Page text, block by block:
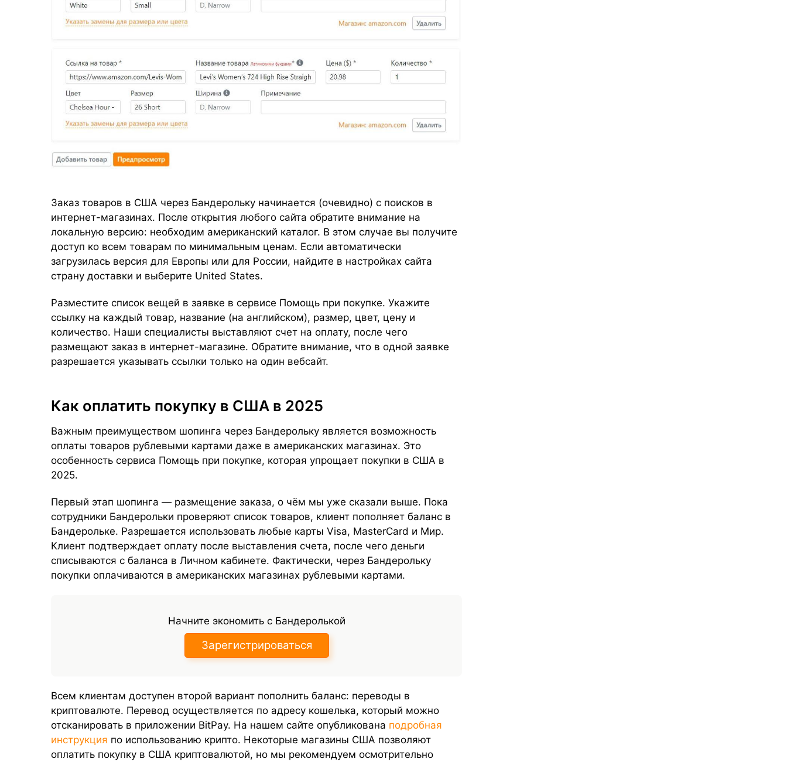
Заказ товаров в США через Бандерольку начинается (очевидно) с поисков в
интернет-магазинах. После открытия любого сайта обратите внимание на
локальную версию: необходим американский каталог. В этом случае вы получите
доступ ко всем товарам по минимальным ценам. Если автоматически
загрузилась версия для Европы или для России, найдите в настройках сайта
страну доставки и выберите United States.
Разместите список вещей в заявке в сервисе Помощь при покупке. Укажите
ссылку на каждый товар, название (на английском), размер, цвет, цену и
количество. Наши специалисты выставляют счет на оплату, после чего
размещают заказ в интернет-магазине. Обратите внимание, что в одной заявке
разрешается указывать ссылки только на один вебсайт.
Как оплатить покупку в США в 2025
Важным преимуществом шопинга через Бандерольку является возможность
оплаты товаров рублевыми картами даже в американских магазинах. Это
особенность сервиса Помощь при покупке, которая упрощает покупки в США в
2025.
Первый этап шопинга — размещение заказа, о чём мы уже сказали выше. Пока
сотрудники Бандерольки проверяют список товаров, клиент пополняет баланс в
Бандерольке. Разрешается использовать любые карты Visa, MasterCard и Мир.
Клиент подтверждает оплату после выставления счета, после чего деньги
списываются с баланса в Личном кабинете. Фактически, через Бандерольку
покупки оплачиваются в американских магазинах рублевыми картами.
Начните экономить с Бандеролькой
Зарегистрироваться
Всем клиентам доступен второй вариант пополнить баланс: переводы в
криптовалюте. Перевод осуществляется по адресу кошелька, который можно
отсканировать в приложении BitPay. На нашем сайте опубликована подробная
инструкция по использованию крипто. Некоторые магазины США позволяют
оплатить покупку в США криптовалютой, но мы рекомендуем осмотрительно